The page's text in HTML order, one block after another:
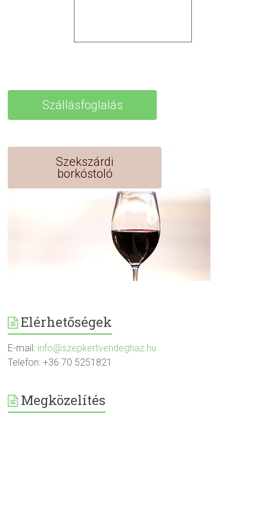
Szállásfoglalás
Szekszárdi
borkóstoló
Elérhetőségek
E-mail: info@szepkertvendeghaz.hu
Telefon: +36 70 5251821
Megközelítés